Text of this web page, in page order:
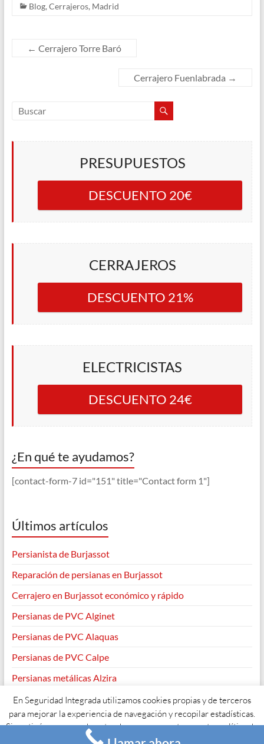
Blog, Cerrajeros, Madrid
← Cerrajero Torre Baró
Cerrajero Fuenlabrada →
PRESUPUESTOS
DESCUENTO 20€
CERRAJEROS
DESCUENTO 21%
ELECTRICISTAS
DESCUENTO 24€
¿En qué te ayudamos?
[contact-form-7 id="151" title="Contact form 1"]
Últimos artículos
Persianista de Burjassot
Reparación de persianas en Burjassot
Cerrajero en Burjassot económico y rápido
Persianas de PVC Alginet
Persianas de PVC Alaquas
Persianas de PVC Calpe
Persianas metálicas Alzira
Copyright © 2026. Todos los derechos reservados. TemaSpaciousde
ThemeGrill. Funciona con: WordPress
En Seguridad Integrada utilizamos cookies propias y de terceros
para mejorar la experiencia de navegación y recopilar estadísticas.
Si continúas navegando entendemos que aceptas nuestra política de